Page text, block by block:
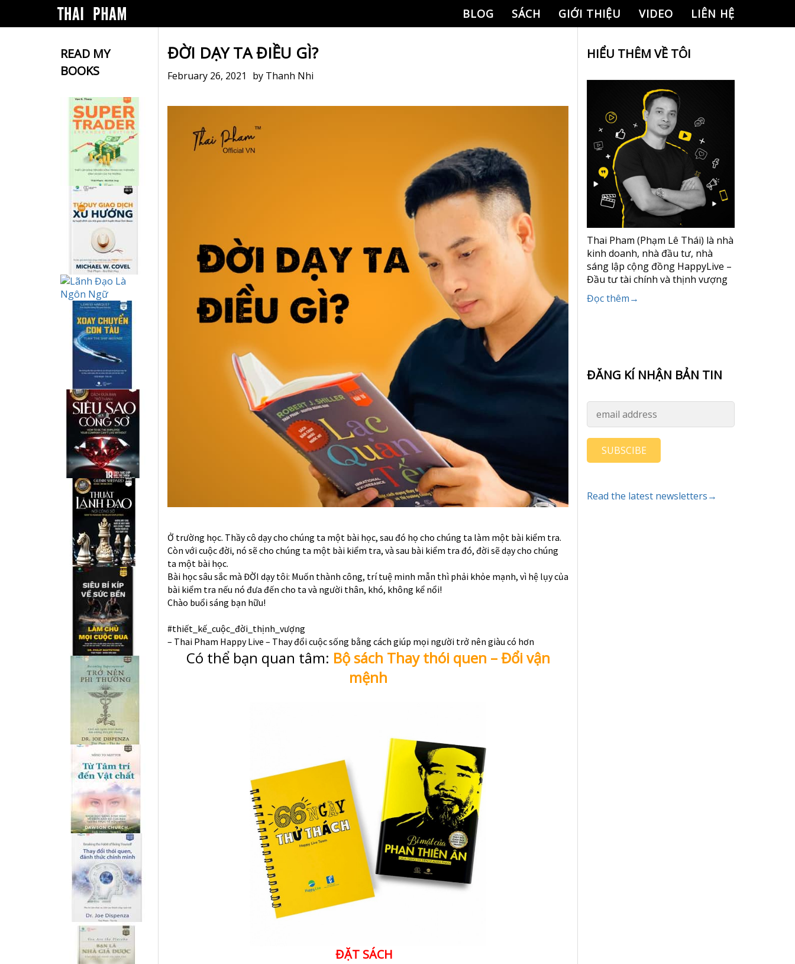
BLOG SÁCH GIỚI THIỆU VIDEO LIÊN HỆ
READ MY
BOOKS
ĐỜI DẠY TA ĐIỀU GÌ?
February 26, 2021 by Thanh Nhi
Ở trường học. Thầy cô dạy cho chúng ta một bài học, sau đó họ cho chúng ta làm một bài kiểm tra.
Còn với cuộc đời, nó sẽ cho chúng ta một bài kiểm tra, và sau bài kiểm tra đó, đời sẽ dạy cho chúng
ta một bài học.
Bài học sâu sắc mà ĐỜI dạy tôi: Muốn thành công, trí tuệ minh mẫn thì phải khỏe mạnh, vì hệ lụy của
bài kiểm tra nếu nó đưa đến cho ta và người thân, khó, không kể nổi!
Chào buổi sáng bạn hữu!
#thiết_kế_cuộc_đời_thịnh_vượng
– Thai Pham Happy Live – Thay đổi cuộc sống bằng cách giúp mọi người trở nên giàu có hơn
Có thể bạn quan tâm: Bộ sách Thay thói quen – Đổi vận
mệnh
ĐẶT SÁCH
HIỂU THÊM VỀ TÔI
Thai Pham (Phạm Lê Thái) là nhà
kinh doanh, nhà đầu tư, nhà
sáng lập cộng đồng HappyLive –
Đầu tư tài chính và thịnh vượng
Đọc thêm→
ĐĂNG KÍ NHẬN BẢN TIN
SUBSCIBE
Read the latest newsletters→